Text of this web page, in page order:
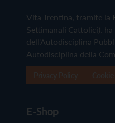
Vita Trentina, tramite la
Settimanali Cattolici),
dell'Autodisciplina
Autodisciplina della
E-Shop